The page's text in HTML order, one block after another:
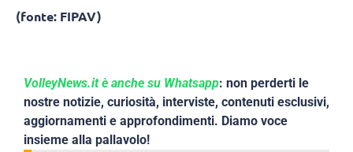
(fonte: FIPAV)
VolleyNews.it è anche su Whatsapp: non perderti le
nostre notizie, curiosità, interviste, contenuti esclusivi,
aggiornamenti e approfondimenti. Diamo voce
insieme alla pallavolo!